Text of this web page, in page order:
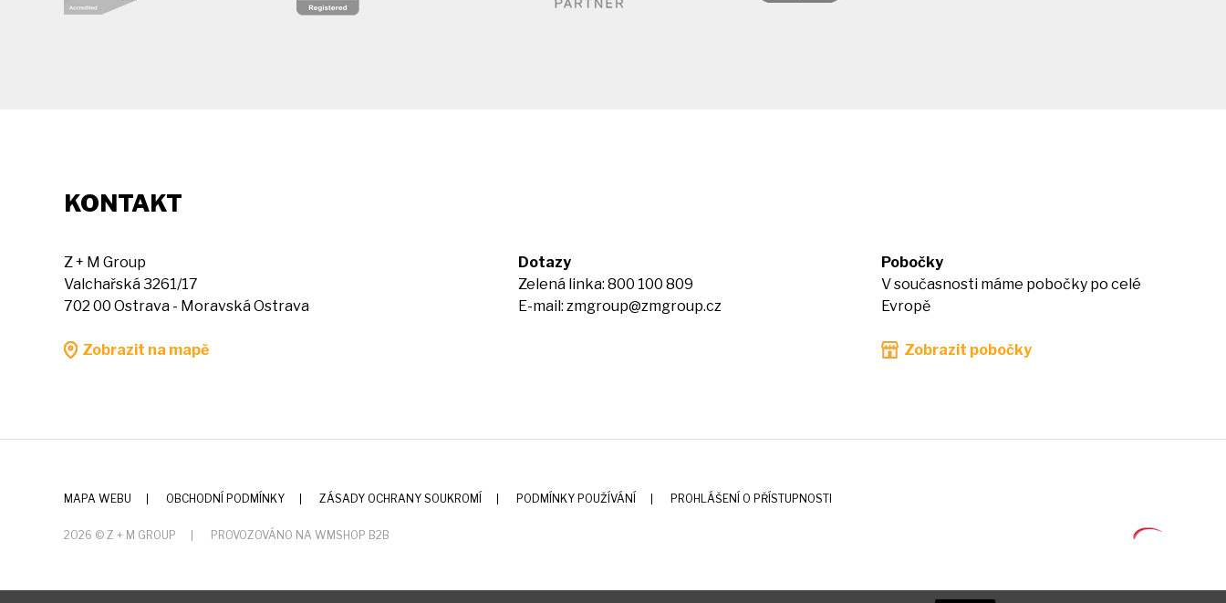
KONTAKT
Z + M Group
Valchařská 3261/17
702 00 Ostrava - Moravská Ostrava
Zobrazit na mapě
Dotazy
Zelená linka: 800 100 809
E-mail: zmgroup@zmgroup.cz
Pobočky
V současnosti máme pobočky po celé
Evropě
Zobrazit pobočky
MAPA WEBU OBCHODNÍ PODMÍNKY ZÁSADY OCHRANY SOUKROMÍ PODMÍNKY POUŽÍVÁNÍ PROHLÁŠENÍ O PŘÍSTUPNOSTI
2026 © Z + M GROUP PROVOZOVÁNO NA WMSHOP B2B